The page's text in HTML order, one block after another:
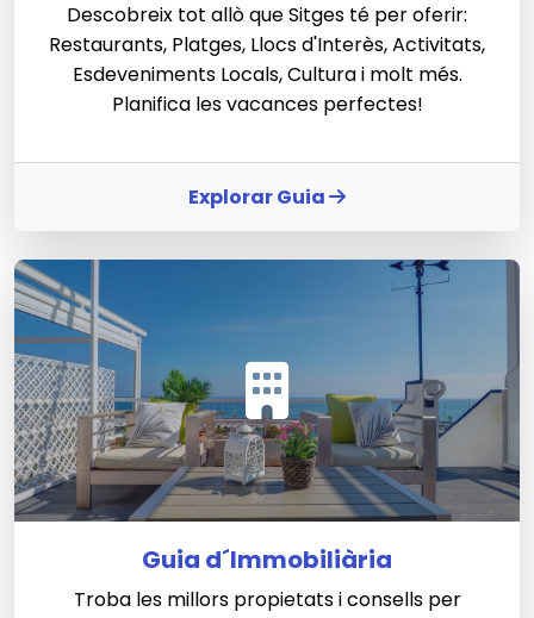
Descobreix tot allò que Sitges té per oferir:
Restaurants, Platges, Llocs d'Interès, Activitats,
Esdeveniments Locals, Cultura i molt més.
Planifica les vacances perfectes!
Explorar Guia
Guia d´Immobiliària
Troba les millors propietats i consells per